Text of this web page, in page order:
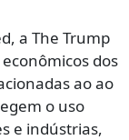
a The Trump
dos
ao ao
o uso
e indústrias,